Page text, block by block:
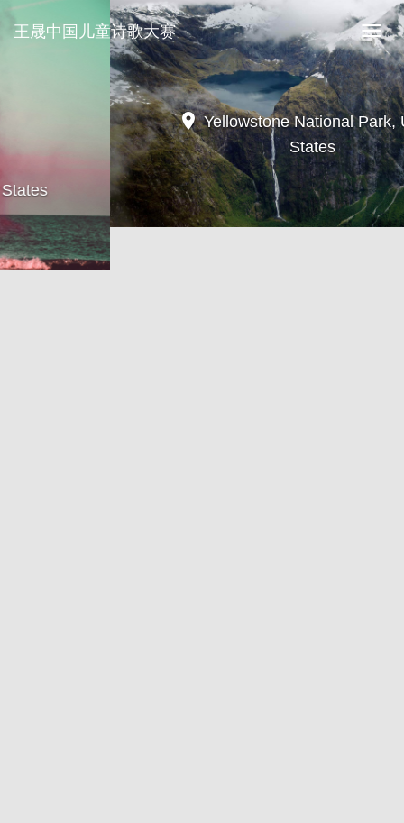
王
晟
中
国
儿
童
诗
歌
大
赛
王晟中国儿童诗歌大赛
Yellowstone National Park, United
States